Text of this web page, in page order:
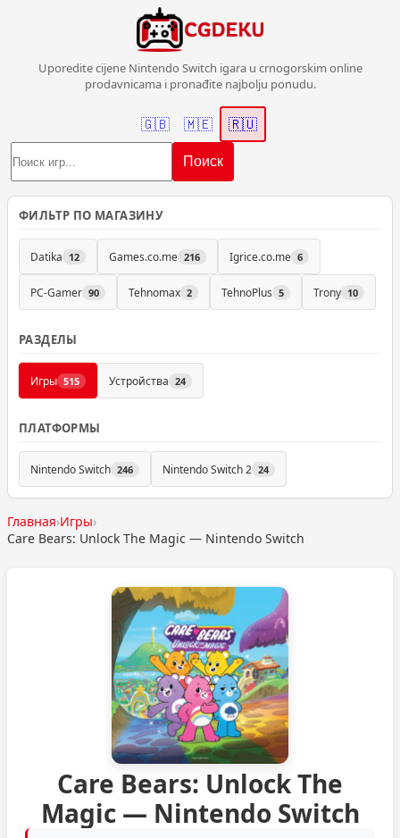
Uporedite cijene Nintendo Switch igara u crnogorskim online
prodavnicama i pronađite najbolju ponudu.
Поиск
🇬🇧 🇲🇪 🇷🇺
ФИЛЬТР ПО МАГАЗИНУ
Datika 12 Games.co.me 216 Igrice.co.me 6
PC-Gamer 90 Tehnomax 2 TehnoPlus 5 Trony 10
РАЗДЕЛЫ
Игры 515 Устройства 24
ПЛАТФОРМЫ
Nintendo Switch 246 Nintendo Switch 2 24
Главная›Игры›
Care Bears: Unlock The Magic — Nintendo Switch
Care Bears: Unlock The
Magic — Nintendo Switch